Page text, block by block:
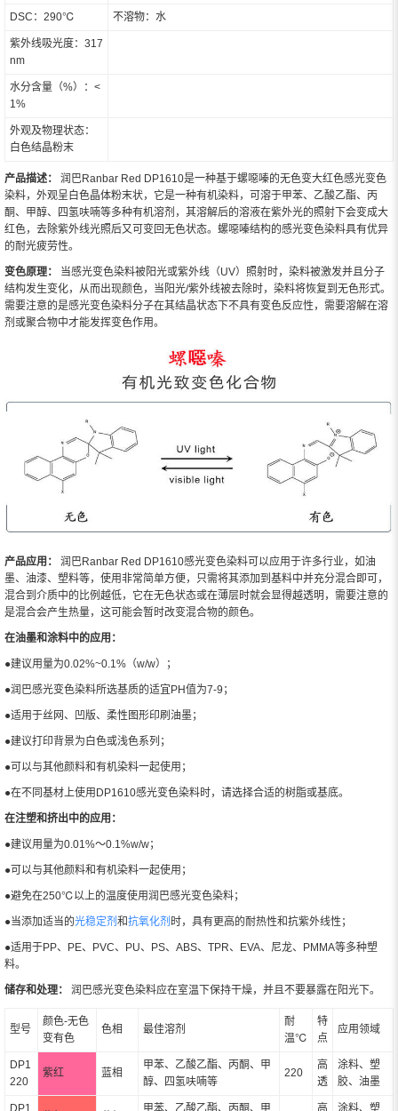
DSC：290℃ 不溶物：水
紫外线吸光度：317
nm
水分含量（%）：<
1%
外观及物理状态：
白色结晶粉末
产品描述：
润巴Ranbar Red DP1610是一种基于螺噁嗪的无色变大红色感光变色
染料，外观呈白色晶体粉末状，它是一种有机染料，可溶于甲苯、乙酸乙酯、丙
酮、甲醇、四氢呋喃等多种有机溶剂，其溶解后的溶液在紫外光的照射下会变成大
红色，去除紫外线光照后又可变回无色状态。螺噁嗪结构的感光变色染料具有优异
的耐光疲劳性。
变色原理：
当感光变色染料被阳光或紫外线（UV）照射时，染料被激发并且分子
结构发生变化，从而出现颜色，当阳光/紫外线被去除时，染料将恢复到无色形式。
需要注意的是感光变色染料分子在其结晶状态下不具有变色反应性，需要溶解在溶
剂或聚合物中才能发挥变色作用。
产品应用：
润巴Ranbar Red DP1610感光变色染料可以应用于许多行业，如油
墨、油漆、塑料等，使用非常简单方便，只需将其添加到基料中并充分混合即可，
混合到介质中的比例越低，它在无色状态或在薄层时就会显得越透明，需要注意的
是混合会产生热量，这可能会暂时改变混合物的颜色。
在油墨和涂料中的应用：
●建议用量为0.02%~0.1%（w/w）；
●润巴感光变色染料所选基质的适宜PH值为7-9；
●适用于丝网、凹版、柔性图形印刷油墨；
●建议打印背景为白色或浅色系列；
●可以与其他颜料和有机染料一起使用；
●在不同基材上使用DP1610感光变色染料时，请选择合适的树脂或基底。
在注塑和挤出中的应用：
●建议用量为0.01%～0.1%w/w；
●可以与其他颜料和有机染料一起使用；
●避免在250℃以上的温度使用润巴感光变色染料；
●当添加适当的光稳定剂 和抗氧化剂 时，具有更高的耐热性和抗紫外线性；
●适用于PP、PE、PVC、PU、PS、ABS、TPR、EVA、尼龙、PMMA等多种塑
料。
储存和处理： 润巴感光变色染料应在室温下保持干燥，并且不要暴露在阳光下。
型号
颜色-无色
变有色
色相 最佳溶剂
耐
温℃
特
点
应用领域
DP1
220
紫红 蓝相
甲苯、乙酸乙酯、丙酮、甲
醇、四氢呋喃等
220
高
透
涂料、塑
胶、油墨
DP1 甲苯、乙酸乙酯、丙酮、甲 高 涂料、塑